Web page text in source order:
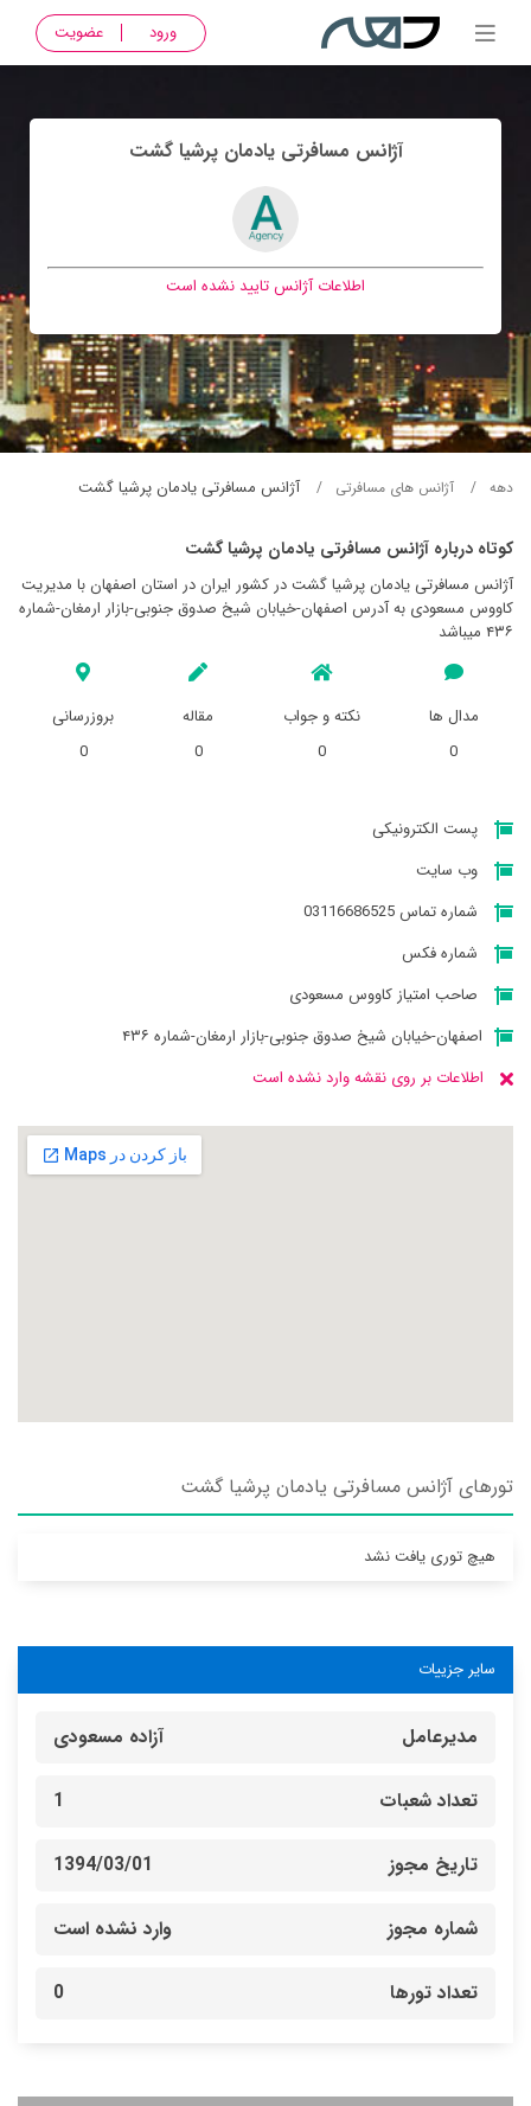
ورود عضویت
آژانس مسافرتی يادمان پرشيا گشت
اطلاعات آژانس تایید نشده است
دهه آژانس های مسافرتی آژانس مسافرتی يادمان پرشيا گشت
کوتاه درباره آژانس مسافرتی يادمان پرشيا گشت
آژانس مسافرتی يادمان پرشيا گشت در کشور ایران در استان اصفهان با مدیریت
کاووس مسعودی به آدرس اصفهان-خیابان شیخ صدوق جنوبی-بازار ارمغان-شماره
۴۳۶ میباشد
مدال ها
0
نکته و جواب
0
مقاله
0
بروزرسانی
0
پست الکترونیکی
وب سایت
شماره تماس 03116686525
شماره فکس
صاحب امتیاز کاووس مسعودی
اصفهان-خیابان شیخ صدوق جنوبی-بازار ارمغان-شماره ۴۳۶
اطلاعات بر روی نقشه وارد نشده است
تورهای آژانس مسافرتی يادمان پرشيا گشت
هیچ توری یافت نشد
سایر جزییات
مدیرعامل آزاده مسعودی
تعداد شعبات 1
تاریخ مجوز 1394/03/01
شماره مجوز وارد نشده است
تعداد تورها 0